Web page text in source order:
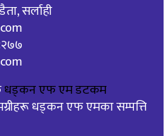
सर्लाही
धड्कन एफ एम डटकम
धड्कन एफ एमका सम्पत्ति